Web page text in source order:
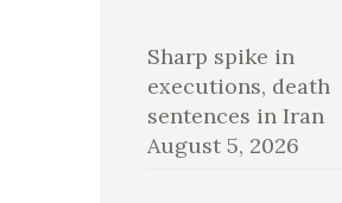
Sharp spike in
executions, death
sentences in Iran
August 5, 2026